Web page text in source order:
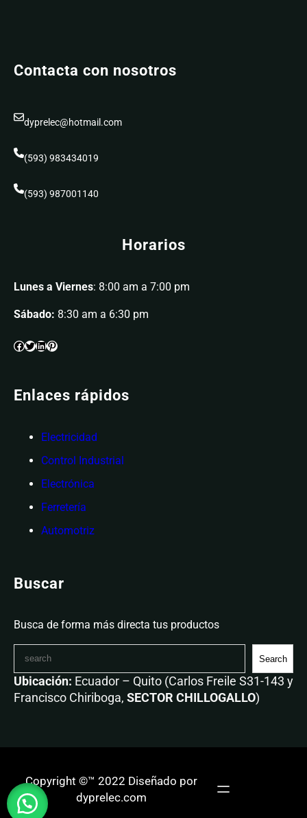
Contacta con nosotros
dyprelec@hotmail.com
(593) 983434019
(593) 987001140
Horarios
Lunes a Viernes: 8:00 am a 7:00 pm
Sábado: 8:30 am a 6:30 pm
Enlaces rápidos
Electricidad
Control Industrial
Electrónica
Ferretería
Automotriz
Buscar
Busca de forma más directa tus productos
Search
Ubicación: Ecuador – Quito (Carlos Freile S31-143 y
Francisco Chiriboga, SECTOR CHILLOGALLO)
Copyright ©™ 2022 Diseñado por
dyprelec.com